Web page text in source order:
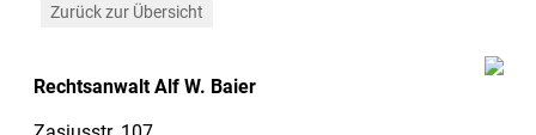
Zurück zur Übersicht
Rechtsanwalt Alf W. Baier